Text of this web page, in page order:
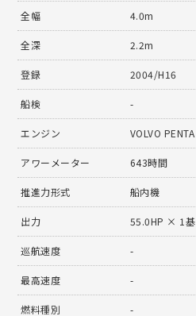
全幅 4.0m
全深 2.2m
登録 2004/H16
船検 -
エンジン VOLVO PENTA
アワーメーター 643時間
推進力形式 船内機
出力 55.0HP × 1基
巡航速度 -
最高速度 -
燃料種別 -